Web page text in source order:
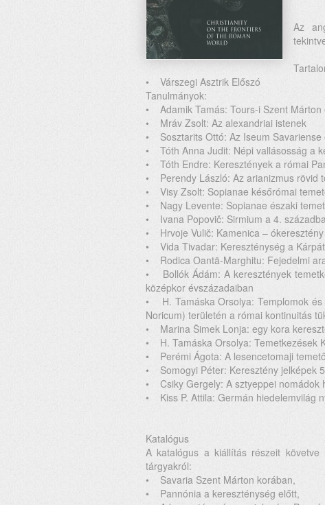
Az
• Várszegi Asztrik Előszó
Tanulmányok:
• Adamik Tamás: Tours-i Szent Márton
• Mráv Zsolt: Az alexandriai istenek
• Sosztarits Ottó: Az Iseum Savariense
• Tóth Anna Judit: Népi vallásosság a
• Tóth Endre: Keresztények a római
• Perendy László: Az arianizmus rövid
• Visy Zsolt: Sopianae későrómai
• Nagy Levente: Sopianae északi
• Ivana Popovič: Sirmium a 4.
• Hrvoje Vulič: Kamenica –
• Vida Tivadar: Kereszténység a
• Rodica Oantä-Marghitu: Fejedelmi
• Bollók Ádám: A keresztények
középkor évszázadaiban
• H. Tamáska Orsolya: Templomok és
Noricum) területén a római kontinuitás
• Marina Šimek Lonja: egy kora
• H. Tamáska Orsolya: Temetkezések
• Perémi Ágota: A lesencetomaji temető
• Somogyi Péter: Keresztény jelképek
• Csiky Gergely: A sztyeppei nomádok
• Kiss P. Attila: Germán hiedelemvilág
Katalógus
A katalógus a kiállítás részeit
tárgyakról:
• Savaria Szent Márton korában,
• Pannónia a kereszténység előtt,